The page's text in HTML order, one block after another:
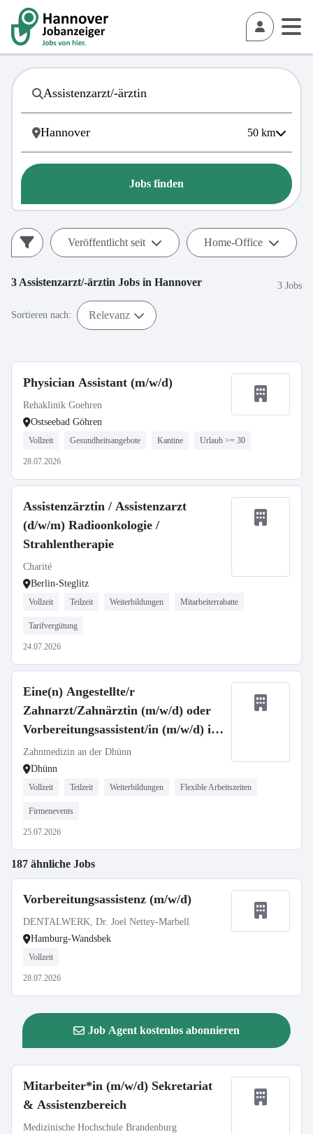
50 km
Jobs finden
Veröffentlicht seit Home-Office
3 Assistenzarzt/-ärztin Jobs in Hannover 3 Jobs
Sortieren nach: Relevanz
Physician Assistant (m/w/d)
Rehaklinik Goehren
Ostseebad Göhren
Vollzeit Gesundheitsangebote Kantine Urlaub >= 30
28.07.2026
Assistenzärztin / Assistenzarzt
(d/w/m) Radioonkologie /
Strahlentherapie
Charité
Berlin-Steglitz
Vollzeit Teilzeit Weiterbildungen Mitarbeiterrabatte
Tarifvergütung
24.07.2026
Eine(n) Angestellte/r
Zahnarzt/Zahnärztin (m/w/d) oder
Vorbereitungsassistent/in (m/w/d) in
Voll- oder Teilzeit
Zahnmedizin an der Dhünn
Dhünn
Vollzeit Teilzeit Weiterbildungen Flexible Arbeitszeiten
Firmenevents
25.07.2026
187 ähnliche Jobs
Vorbereitungsassistenz (m/w/d)
DENTALWERK, Dr. Joel Nettey-Marbell
Hamburg-Wandsbek
Vollzeit
28.07.2026
Job Agent kostenlos abonnieren
Mitarbeiter*in (m/w/d) Sekretariat
& Assistenzbereich
Medizinische Hochschule Brandenburg